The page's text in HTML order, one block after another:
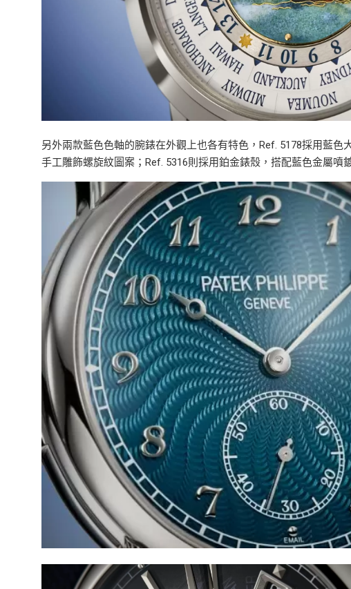
另外兩款藍色色軸的腕錶在外觀上也各有特色，Ref. 5178採用藍色
手工雕飾螺旋紋圖案；Ref. 5316則採用鉑金錶殼，搭配藍色金屬噴